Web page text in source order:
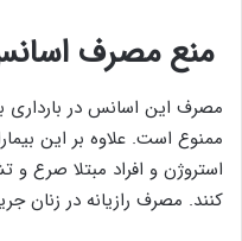
منع مصرف اسانس
مصرف این اسانس در بارداری
ممنوع است. علاوه بر این
استروژن و افراد مبتلا صرع و
کنند. مصرف رازیانه در زنان